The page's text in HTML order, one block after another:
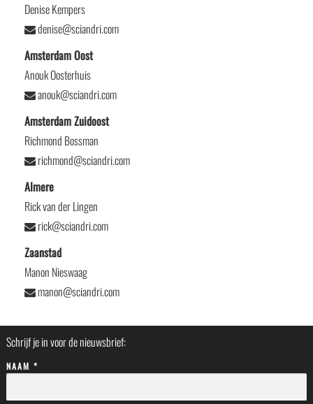
Denise Kempers
denise@sciandri.com
Amsterdam Oost
Anouk Oosterhuis
anouk@sciandri.com
Amsterdam Zuidoost
Richmond Bossman
richmond@sciandri.com
Almere
Rick van der Lingen
rick@sciandri.com
Zaanstad
Manon Nieswaag
manon@sciandri.com
Schrijf je in voor de nieuwsbrief:
NAAM *